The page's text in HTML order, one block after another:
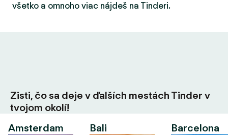
všetko a omnoho viac nájdeš na Tinderi.
Zisti, čo sa deje v ďalších mestách Tinder v
tvojom okolí!
Amsterdam
Bali Barcelona